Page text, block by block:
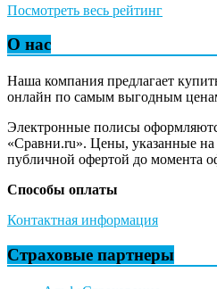
Посмотреть весь рейтинг
О нас
Наша компания предлагает
онлайн по самым выгодным
Электронные полисы
«Сравни.ru». Цены, указанные на
публичной офертой до момента
Способы оплаты
Контактная информация
Страховые партнеры